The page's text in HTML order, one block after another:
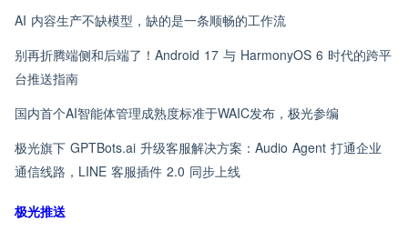
AI 内容生产不缺模型，缺的是一条顺畅的工作流
别再折腾端侧和后端了！Android 17 与 HarmonyOS 6 时代的跨平
台推送指南
国内首个AI智能体管理成熟度标准于WAIC发布，极光参编
极光旗下 GPTBots.ai 升级客服解决方案：Audio Agent 打通企业
通信线路，LINE 客服插件 2.0 同步上线
极光推送